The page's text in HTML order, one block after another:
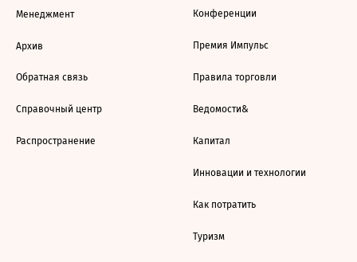
Менеджмент
Архив
Обратная связь
Справочный центр
Распространение
Конференции
Премия Импульс
Правила торговли
Ведомости&
Капитал
Инновации и технологии
Как потратить
Туризм